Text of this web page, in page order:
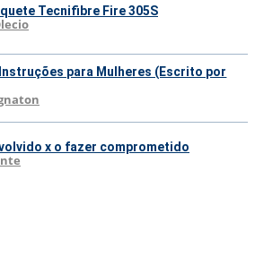
Tecnifibre Fire 305S
para Mulheres (Escrito por
x o fazer comprometido